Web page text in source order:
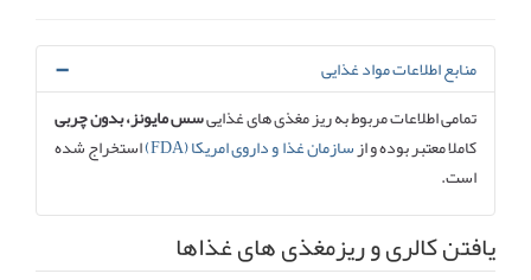
منابع اطلاعات مواد غذایی
تمامی اطلاعات مربوط به ریز مغذی های غذاییسس مایونز، بدون چربی
کاملا معتبر بوده و ازسازمان غذا و داروی امریکا (FDA)
استخراج شده
است.
یافتن کالری و ریزمغذی های غذاها